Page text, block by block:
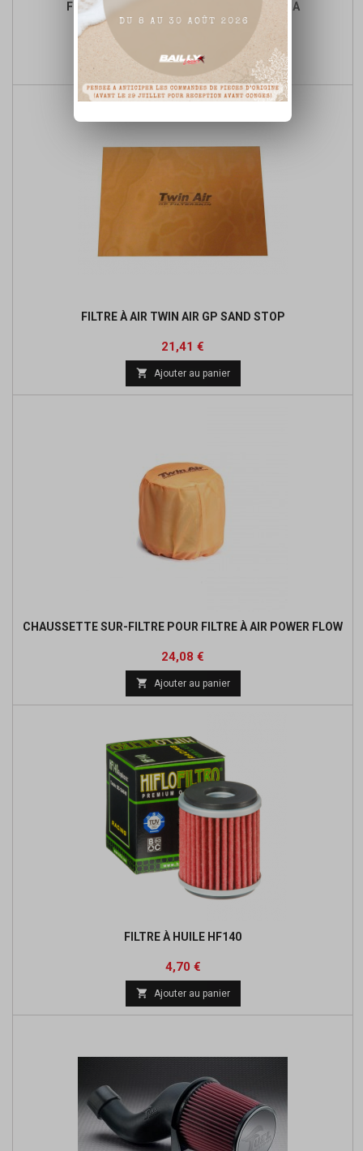
FILTRE À AIR TECNIUM STANDARD YAMAHA
de
base
 Ajouter au panier
FILTRE À AIR TWIN AIR GP SAND STOP
Prix
21,41 €
base
 Ajouter au panier
CHAUSSETTE SUR-FILTRE POUR FILTRE À AIR POWER FLOW
Prix
24,08 €
base
 Ajouter au panier
FILTRE À HUILE HF140
Prix
4,70 €Prix
base
 Ajouter au panier